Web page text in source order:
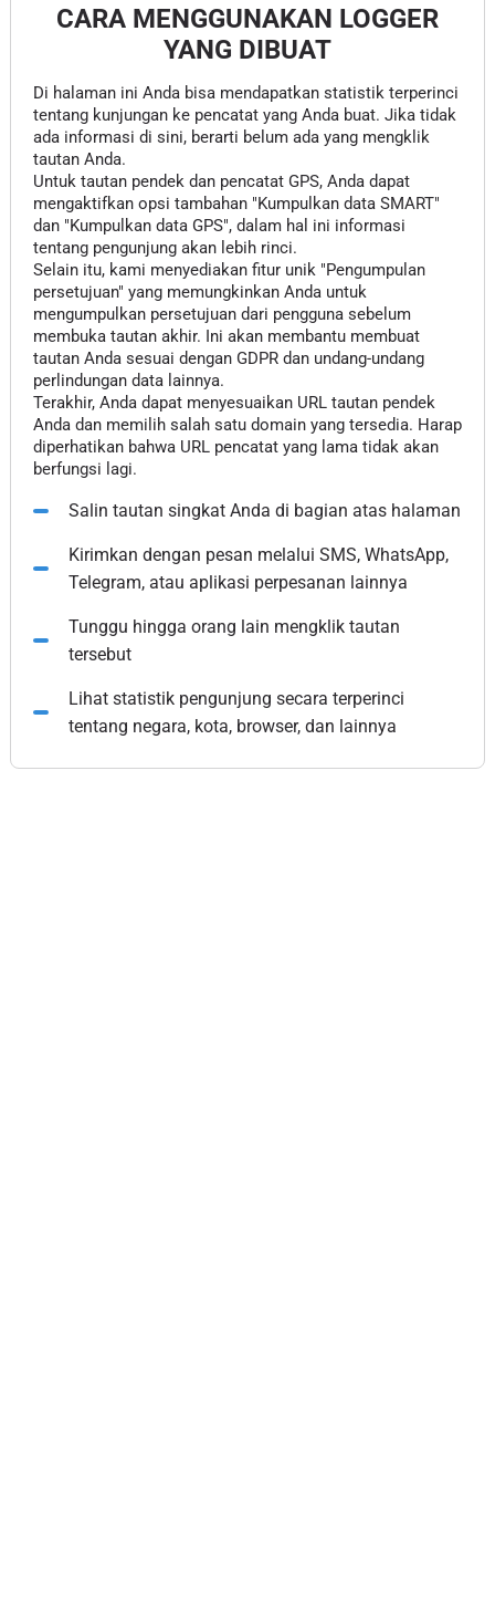
CARA MENGGUNAKAN LOGGER
YANG DIBUAT
Di halaman ini Anda bisa mendapatkan statistik terperinci
tentang kunjungan ke pencatat yang Anda buat. Jika tidak
ada informasi di sini, berarti belum ada yang mengklik
tautan Anda.
Untuk tautan pendek dan pencatat GPS, Anda dapat
mengaktifkan opsi tambahan "Kumpulkan data SMART"
dan "Kumpulkan data GPS", dalam hal ini informasi
tentang pengunjung akan lebih rinci.
Selain itu, kami menyediakan fitur unik "Pengumpulan
persetujuan" yang memungkinkan Anda untuk
mengumpulkan persetujuan dari pengguna sebelum
membuka tautan akhir. Ini akan membantu membuat
tautan Anda sesuai dengan GDPR dan undang-undang
perlindungan data lainnya.
Terakhir, Anda dapat menyesuaikan URL tautan pendek
Anda dan memilih salah satu domain yang tersedia. Harap
diperhatikan bahwa URL pencatat yang lama tidak akan
berfungsi lagi.
Salin tautan singkat Anda di bagian atas halaman
Kirimkan dengan pesan melalui SMS, WhatsApp,
Telegram, atau aplikasi perpesanan lainnya
Tunggu hingga orang lain mengklik tautan
tersebut
Lihat statistik pengunjung secara terperinci
tentang negara, kota, browser, dan lainnya